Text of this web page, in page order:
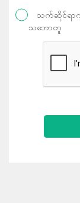
သက်ဆိုင်ရာက
သဘောတူ